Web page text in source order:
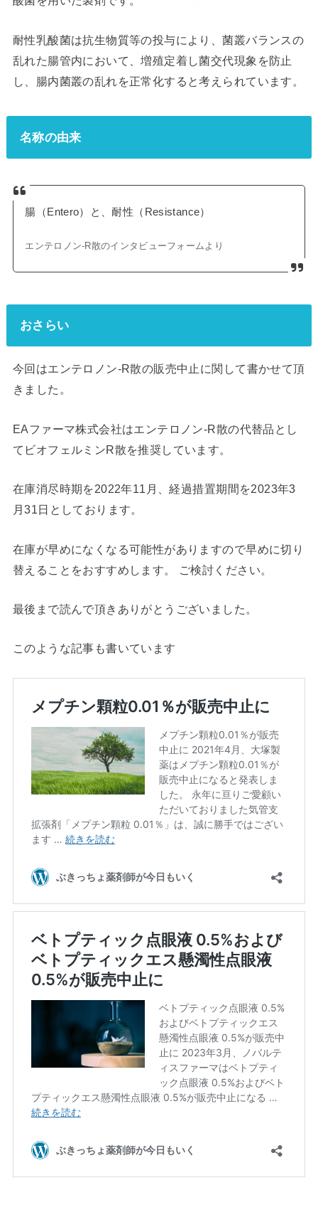
耐性乳酸菌は抗生物質等の投与により、菌叢バランスの
乱れた腸管内において、増殖定着し菌交代現象を防止
し、腸内菌叢の乱れを正常化すると考えられています。
名称の由来
腸（Entero）と、耐性（Resistance）
エンテロノン‐R散のインタビューフォームより
おさらい
今回はエンテロノン‐R散の販売中止に関して書かせて頂
きました。
EAファーマ株式会社はエンテロノン‐R散の代替品とし
てビオフェルミンR散を推奨しています。
在庫消尽時期を2022年11月、経過措置期間を2023年3
月31日としております。
在庫が早めになくなる可能性がありますので早めに切り
替えることをおすすめします。 ご検討ください。
最後まで読んで頂きありがとうございました。
このような記事も書いています